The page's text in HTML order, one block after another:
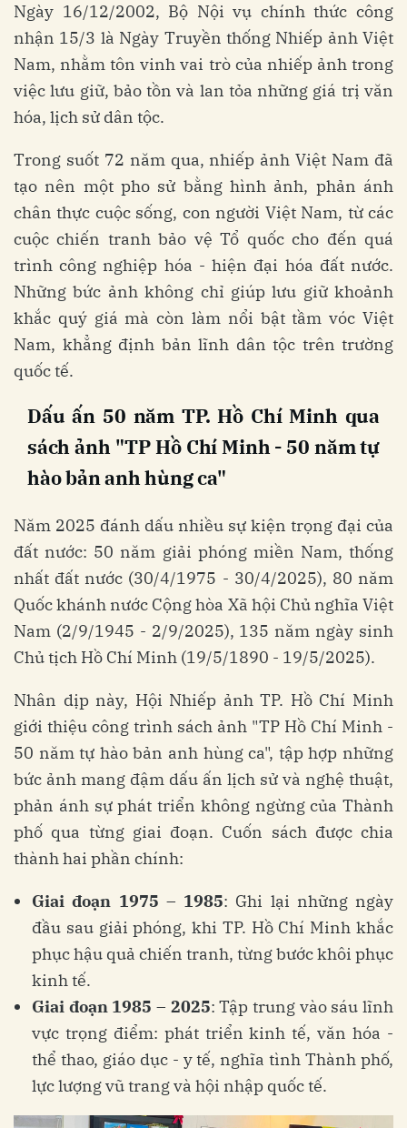
Ngày 16/12/2002, Bộ Nội vụ chính thức công
nhận 15/3 là Ngày Truyền thống Nhiếp ảnh Việt
Nam, nhằm tôn vinh vai trò của nhiếp ảnh trong
việc lưu giữ, bảo tồn và lan tỏa những giá trị văn
hóa, lịch sử dân tộc.
Trong suốt 72 năm qua, nhiếp ảnh Việt Nam đã
tạo nên một pho sử bằng hình ảnh, phản ánh
chân thực cuộc sống, con người Việt Nam, từ các
cuộc chiến tranh bảo vệ Tổ quốc cho đến quá
trình công nghiệp hóa - hiện đại hóa đất nước.
Những bức ảnh không chỉ giúp lưu giữ khoảnh
khắc quý giá mà còn làm nổi bật tầm vóc Việt
Nam, khẳng định bản lĩnh dân tộc trên trường
quốc tế.
Dấu ấn 50 năm TP. Hồ Chí Minh qua
sách ảnh "TP Hồ Chí Minh - 50 năm tự
hào bản anh hùng ca"
Năm 2025 đánh dấu nhiều sự kiện trọng đại của
đất nước: 50 năm giải phóng miền Nam, thống
nhất đất nước (30/4/1975 - 30/4/2025), 80 năm
Quốc khánh nước Cộng hòa Xã hội Chủ nghĩa Việt
Nam (2/9/1945 - 2/9/2025), 135 năm ngày sinh
Chủ tịch Hồ Chí Minh (19/5/1890 - 19/5/2025).
Nhân dịp này, Hội Nhiếp ảnh TP. Hồ Chí Minh
giới thiệu công trình sách ảnh "TP Hồ Chí Minh -
50 năm tự hào bản anh hùng ca", tập hợp những
bức ảnh mang đậm dấu ấn lịch sử và nghệ thuật,
phản ánh sự phát triển không ngừng của Thành
phố qua từng giai đoạn. Cuốn sách được chia
thành hai phần chính:
Giai đoạn 1975 – 1985: Ghi lại những ngày
đầu sau giải phóng, khi TP. Hồ Chí Minh khắc
phục hậu quả chiến tranh, từng bước khôi phục
kinh tế.
Giai đoạn 1985 – 2025: Tập trung vào sáu lĩnh
vực trọng điểm: phát triển kinh tế, văn hóa -
thể thao, giáo dục - y tế, nghĩa tình Thành phố,
lực lượng vũ trang và hội nhập quốc tế.